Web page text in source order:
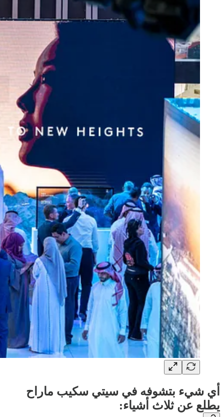
أي شيء بتشوفه في سيتي سكيب ماراح
يطلع عن ثلاث أشياء: